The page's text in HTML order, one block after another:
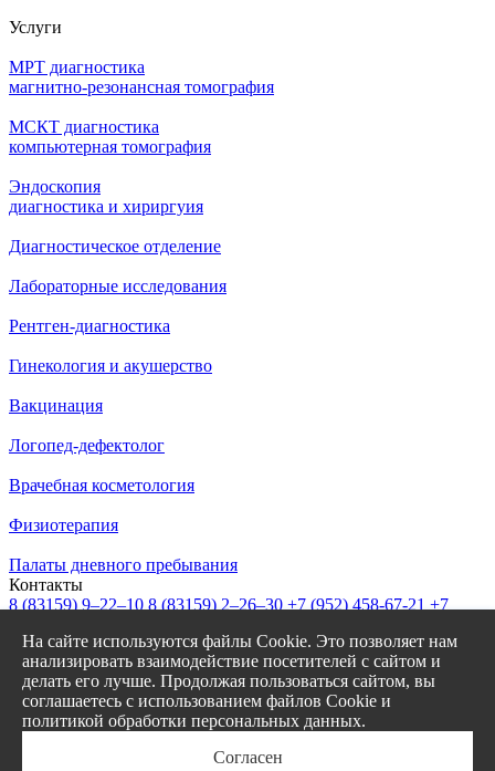
Услуги
МРТ диагностика
магнитно-резонансная томография
МСКТ диагностика
компьютерная томография
Эндоскопия
диагностика и хириргуия
Диагностическое отделение
Лабораторные исследования
Рентген-диагностика
Гинекология и акушерство
Вакцинация
Логопед-дефектолог
Врачебная косметология
Физиотерапия
Палаты дневного пребывания
Контакты
8 (83159) 9–22–10 8 (83159) 2–26–30 +7 (952) 458-67-21 +7
info@garantiya-bor.ru
Режим работы
Пн–Пт с 7:30 до 20:00
Cб-Вс с 8:00 до 17:00
Заказать звонок
На сайте используются файлы Cookie. Это позволяет нам
анализировать взаимодействие посетителей с сайтом и
делать его лучше. Продолжая пользоваться сайтом, вы
соглашаетесь с использованием файлов Cookie и
политикой обработки персональных данных.
Согласен